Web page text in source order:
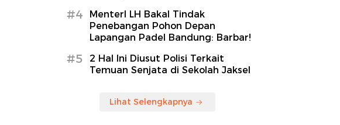
#4
MenterI LH Bakal Tindak
Penebangan Pohon Depan
Lapangan Padel Bandung: Barbar!
#5
2 Hal Ini Diusut Polisi Terkait
Temuan Senjata di Sekolah Jaksel
Lihat Selengkapnya